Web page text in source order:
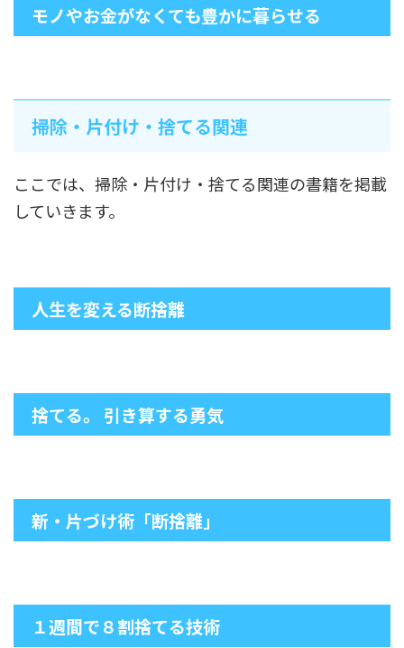
モノやお金がなくても豊かに暮らせる
掃除・片付け・捨てる関連
ここでは、掃除・片付け・捨てる関連の書籍を掲載
していきます。
人生を変える断捨離
捨てる。 引き算する勇気
新・片づけ術「断捨離」
１週間で８割捨てる技術